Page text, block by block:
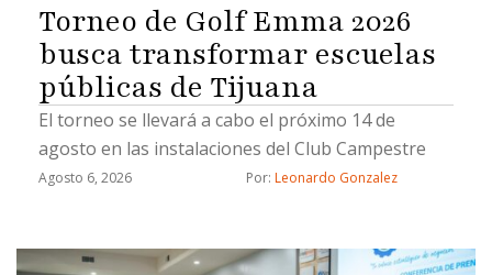
Torneo de Golf Emma 2026
busca transformar escuelas
públicas de Tijuana
El torneo se llevará a cabo el próximo 14 de
agosto en las instalaciones del Club Campestre
Agosto 6, 2026 Por: Leonardo Gonzalez